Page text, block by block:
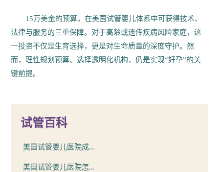
15万美金的预算，在美国试管婴儿体系中可获得技术、
法律与服务的三重保障。对于高龄或遗传疾病风险家庭，这
一投资不仅是生育选择，更是对生命质量的深度守护。然
而，理性规划预算、选择透明化机构，仍是实现“好孕”的关
键前提。
试管百科
美国试管婴儿医院成...
美国试管婴儿医院怎...